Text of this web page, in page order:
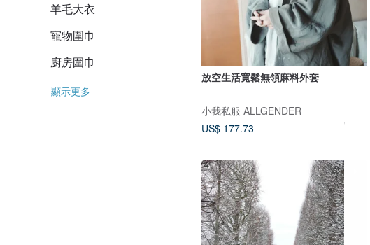
羊毛大衣
寵物圍巾
廚房圍巾
顯示更多
放空生活寬鬆無領麻料外套
小我私服 ALLGENDER
US$ 177.73